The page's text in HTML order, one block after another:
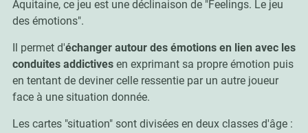
Aquitaine, ce jeu est une déclinaison de "Feelings. Le jeu
des émotions".
Il permet d'échanger autour des émotions en lien avec les
conduites addictivesen exprimant sa propre émotion puis
en tentant de deviner celle ressentie par un autre joueur
face à une situation donnée.
Les cartes "situation" sont divisées en deux classes d'âge :